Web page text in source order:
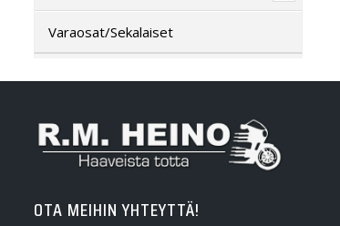
Varaosat/Sekalaiset
OTA MEIHIN YHTEYTTÄ!